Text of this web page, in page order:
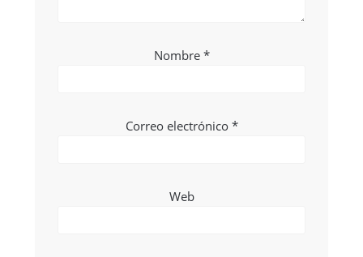
Nombre *
Correo electrónico *
Web